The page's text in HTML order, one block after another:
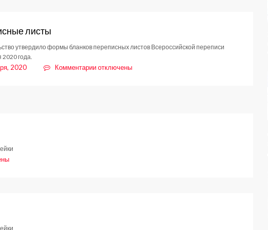
листы
утвердило формы бланков переписных листов Всероссийской переписи
года.
2020 Комментариикотключены